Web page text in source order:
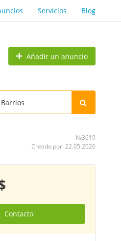
Servicios Blog
Añadir un anuncio
№3619
Creado por: 22.05.2026
Contacto